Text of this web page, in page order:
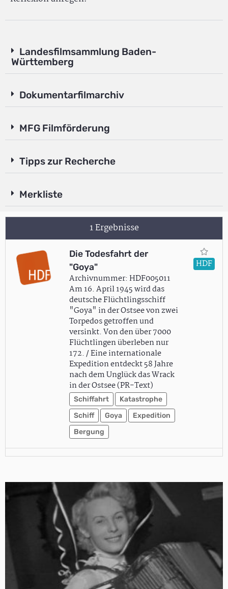
Landesfilmsammlung Baden-
Württemberg
Dokumentarfilmarchiv
MFG Filmförderung
Tipps zur Recherche
Merkliste
1 Ergebnisse
Die Todesfahrt der
"Goya"
Archivnummer: HDF005011
Am 16. April 1945 wird das
deutsche Flüchtlingsschiff
"Goya" in der Ostsee von zwei
Torpedos getroffen und
versinkt. Von den über 7000
Flüchtlingen überleben nur
172. / Eine internationale
Expedition entdeckt 58 Jahre
nach dem Unglück das Wrack
in der Ostsee (PR-Text)
Schiffahrt
Katastrophe
Schiff
Goya
Expedition
Bergung
HDF